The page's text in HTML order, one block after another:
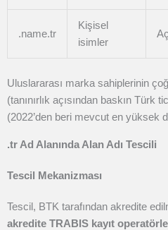
.name.tr
Kişisel
isimler
Uluslararası marka sahiplerinin
(tanınırlık açısından baskın Türk
(2022’den beri mevcut en yüksek
.tr Ad Alanında Alan Adı Tescili
Tescil Mekanizması
Tescil, BTK tarafından akredite
akredite TRABIS kayıt